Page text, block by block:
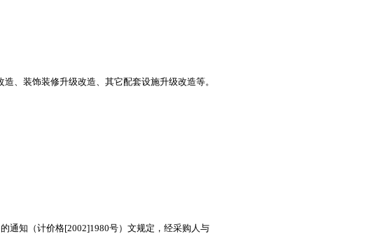
、装饰装修升级改造、其它配套设施升级改造等。
知（计价格[2002]1980号）文规定，经采购人与